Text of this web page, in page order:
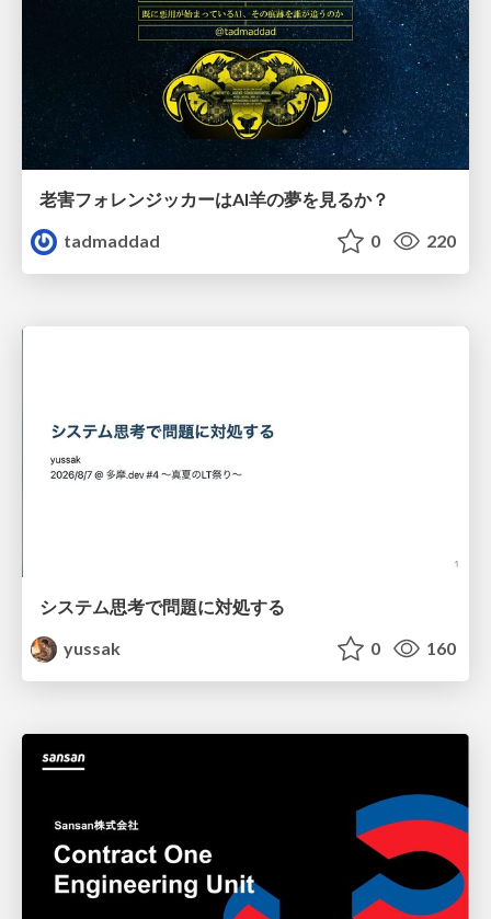
老害フォレンジッカーはAI羊の夢を見るか？
tadmaddad
0 220
システム思考で問題に対処する
yussak
0 160